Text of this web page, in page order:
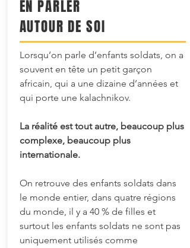
Lorsqu’on parle d’enfants soldats, on a
souvent en tête un petit garçon
africain, qui a une dizaine d’années et
qui porte une kalachnikov.
La réalité est tout autre, beaucoup plus
complexe, beaucoup plus
internationale.
On retrouve des enfants soldats dans
le monde entier, dans quatre régions
du monde, il y a 40 % de filles et
surtout les enfants soldats ne sont pas
uniquement utilisés comme
EN PARLER
AUTOUR DE SOI